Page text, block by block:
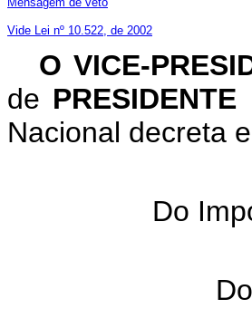
Vide Lei nº 10.522, de 2002
O VICE-
de
Nacional decreta
Do